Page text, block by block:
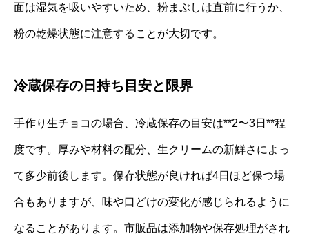
面は湿気を吸いやすいため、粉まぶしは直前に行うか、
粉の乾燥状態に注意することが大切です。
冷蔵保存の日持ち目安と限界
手作り生チョコの場合、冷蔵保存の目安は**2〜3日**程
度です。厚みや材料の配分、生クリームの新鮮さによっ
て多少前後します。保存状態が良ければ4日ほど保つ場
合もありますが、味や口どけの変化が感じられるように
なることがあります。市販品は添加物や保存処理がされ